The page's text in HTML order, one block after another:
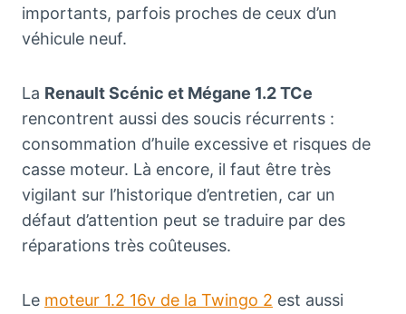
importants, parfois proches de ceux d’un
véhicule neuf.
La Renault Scénic et Mégane 1.2 TCe
rencontrent aussi des soucis récurrents :
consommation d’huile excessive et risques de
casse moteur. Là encore, il faut être très
vigilant sur l’historique d’entretien, car un
défaut d’attention peut se traduire par des
réparations très coûteuses.
Le moteur 1.2 16v de la Twingo 2 est aussi